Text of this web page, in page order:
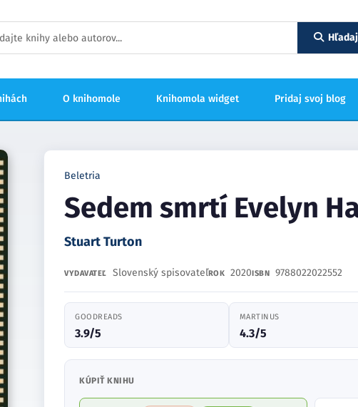
Hľadaj
O knihomole Knihomola widget Pridaj svoj blog
Beletria
Sedem smrtí Evelyn
Stuart Turton
VYDAVATEĽ Slovenský spisovateľROK 2020ISBN 9788022022552
GOODREADS
3.9/5
MARTINUS
4.3/5
KÚPIŤ KNIHU